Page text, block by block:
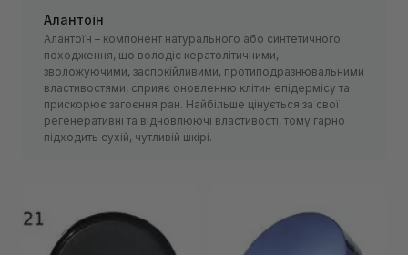
Алантоїн
Алантоїн – компонент натурального або синтетичного
походження, що володіє кератолітичними,
зволожуючими, заспокійливими, протиподразнювальними
властивостями, сприяє оновленню клітин епідермісу та
прискорює загоєння ран. Найбільше цінується за свої
регенеративні та відновлюючі властивості, тому гарно
підходить сухій, чутливій шкірі.